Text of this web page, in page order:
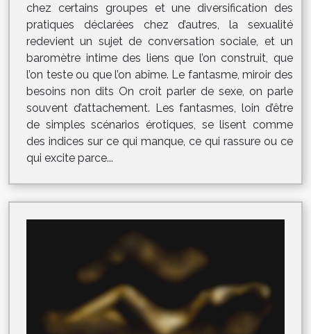
chez certains groupes et une diversification des
pratiques déclarées chez d’autres, la sexualité
redevient un sujet de conversation sociale, et un
baromètre intime des liens que l’on construit, que
l’on teste ou que l’on abîme. Le fantasme, miroir des
besoins non dits On croit parler de sexe, on parle
souvent d’attachement. Les fantasmes, loin d’être
de simples scénarios érotiques, se lisent comme
des indices sur ce qui manque, ce qui rassure ou ce
qui excite parce...